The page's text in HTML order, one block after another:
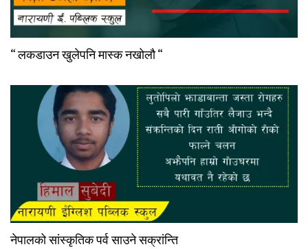
“ लकडाउन खुलेपनि मास्क नखोलौ “
नेपालको सांस्कृतिक पर्व साउने सक्रांन्ति